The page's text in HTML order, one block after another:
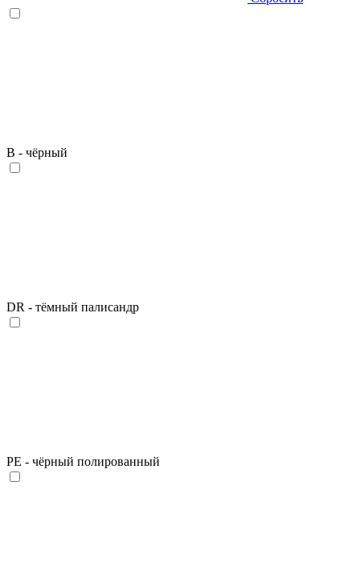
B - чёрный
DR - тёмный палисандр
PE - чёрный полированный